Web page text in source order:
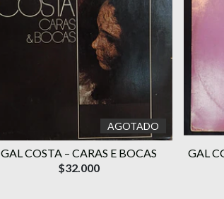
AGOTADO
GAL COSTA ‎– CARAS E BOCAS
$32.000
GAL